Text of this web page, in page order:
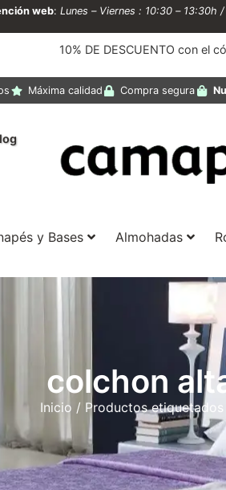
web: Lunes – Viernes : 10:30 – 13:30h
10% DE DESCUENTO con el
Máxima calidad Compra segura
y Bases Almohadas
colchon
Inicio / Productos